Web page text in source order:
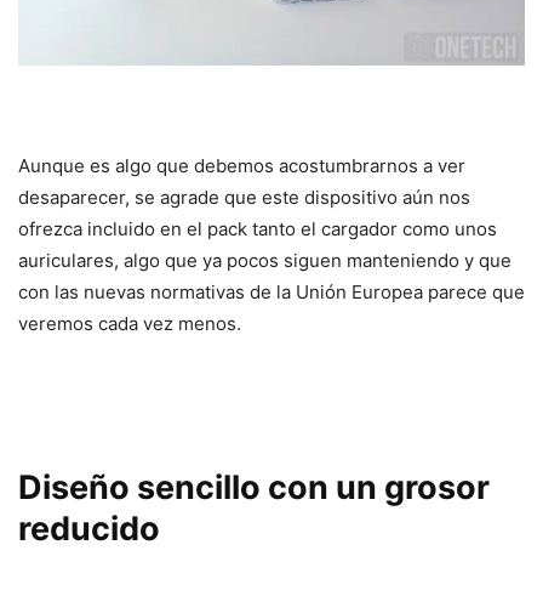
Aunque es algo que debemos acostumbrarnos a ver
desaparecer, se agrade que este dispositivo aún nos
ofrezca incluido en el pack tanto el cargador como unos
auriculares, algo que ya pocos siguen manteniendo y que
con las nuevas normativas de la Unión Europea parece que
veremos cada vez menos.
Diseño sencillo con un grosor
reducido